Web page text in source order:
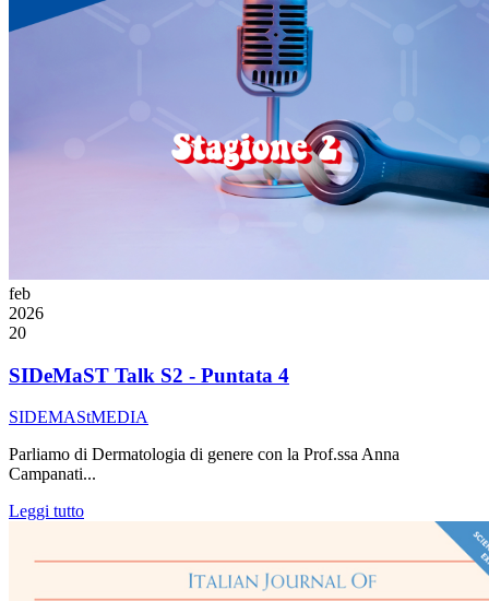
feb
2026
20
SIDeMaST Talk S2 - Puntata 4
SIDEMAStMEDIA
Parliamo di Dermatologia di genere con la Prof.ssa Anna
Campanati...
Leggi tutto